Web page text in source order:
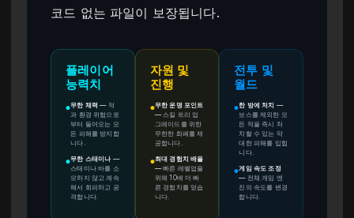
코드 없는 파일이 보장됩니다.
플레이어
능력치
●무한 체력 — 적
과 환경 위험으로
부터 들어오는 모
든 피해를 방지합
니다.
●무한 스태미나 —
스태미나 바를 소
모하지 않고 계속
해서 회피하고 공
격합니다.
자원 및
진행
●무한 운명 포인트
— 스킬 트리 업
그레이드를 위한
무한한 화폐를 제
공합니다.
●최대 경험치 배율
—빠른 레벨업을
위해 10배 더 빠
른 경험치를 얻습
니다.
전투 및
월드
●한 방에 처치 —
보스를 제외한 모
든 적을 즉시 처
치할 수 있는 막
대한 피해를 입힙
니다.
●게임 속도 조정
— 전체 게임 엔
진의 속도를 변경
합니다.